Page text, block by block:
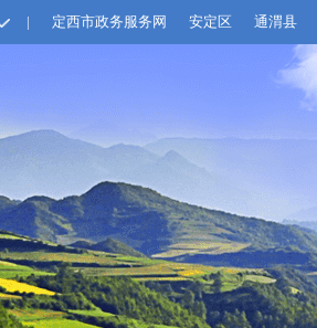
| 定西市政务服务网 安定区 通渭县